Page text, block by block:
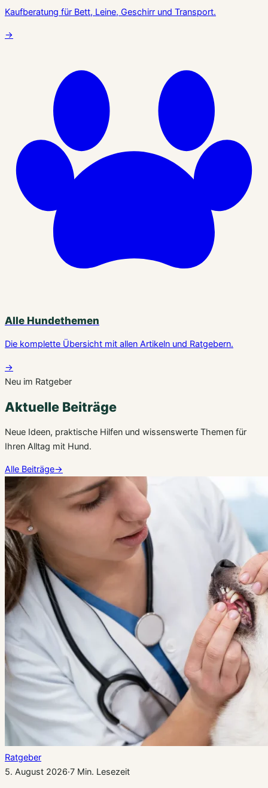
Kaufberatung für Bett, Leine, Geschirr und Transport.
→
Alle Hundethemen
Die komplette Übersicht mit allen Artikeln und Ratgebern.
→
Neu im Ratgeber
Aktuelle Beiträge
Neue Ideen, praktische Hilfen und wissenswerte Themen für
Ihren Alltag mit Hund.
Alle Beiträge→
Ratgeber
5. August 2026·7 Min. Lesezeit